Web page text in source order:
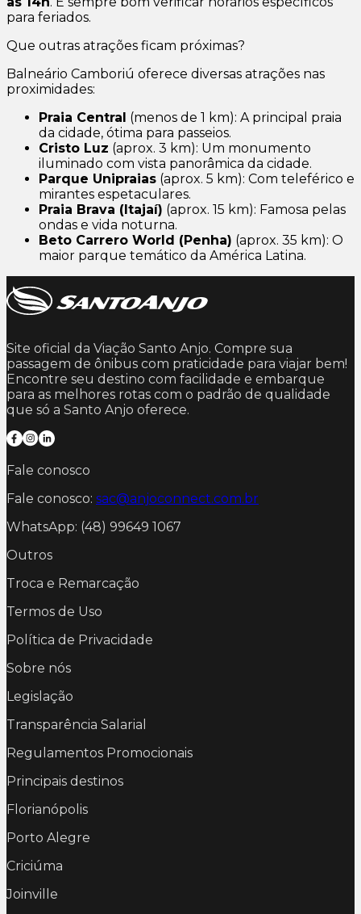
para feriados.
Que outras atrações ficam próximas?
Balneário Camboriú oferece diversas atrações nas
proximidades:
Praia Central (menos de 1 km): A principal praia
da cidade, ótima para passeios.
Cristo Luz (aprox. 3 km): Um monumento
iluminado com vista panorâmica da cidade.
Parque Unipraias (aprox. 5 km): Com teleférico e
mirantes espetaculares.
Praia Brava (Itajaí) (aprox. 15 km): Famosa pelas
ondas e vida noturna.
Beto Carrero World (Penha) (aprox. 35 km): O
maior parque temático da América Latina.
Site oficial da Viação Santo Anjo. Compre sua
passagem de ônibus com praticidade para viajar bem!
Encontre seu destino com facilidade e embarque
para as melhores rotas com o padrão de qualidade
que só a Santo Anjo oferece.
Fale conosco
Fale conosco: sac@anjoconnect.com.br
WhatsApp: (48) 99649 1067
Outros
Troca e Remarcação
Termos de Uso
Política de Privacidade
Sobre nós
Legislação
Transparência Salarial
Regulamentos Promocionais
Principais destinos
Florianópolis
Porto Alegre
Criciúma
Joinville